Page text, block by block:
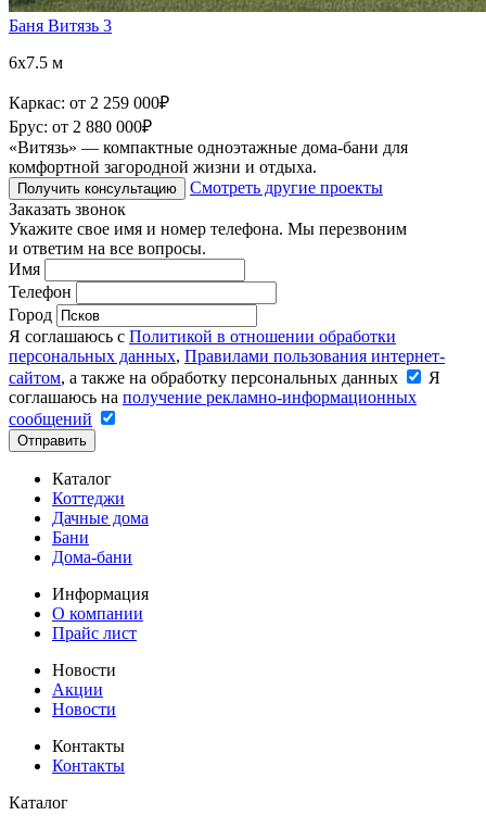
Баня Витязь 3
6x7.5 м
Каркас: от 2 259 000₽
Брус: от 2 880 000₽
«Витязь» — компактные одноэтажные дома-бани для
комфортной загородной жизни и отдыха.
Получить консультацию
Смотреть другие проекты
Заказать звонок
Укажите свое имя и номер телефона. Мы перезвоним
и ответим на все вопросы.
Имя
Телефон
Город
Я соглашаюсь с Политикой в отношении обработки
персональных данных, Правилами пользования интернет-
сайтом, а также на обработку персональных данных
Я
соглашаюсь на получение рекламно-информационных
сообщений
Отправить
Каталог
Коттеджи
Дачные дома
Бани
Дома-бани
Информация
О компании
Прайс лист
Новости
Акции
Новости
Контакты
Контакты
Каталог